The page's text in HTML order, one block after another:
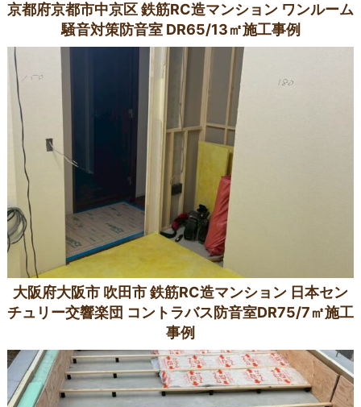
京都府京都市中京区 鉄筋RC造マンション ワンルーム
騒音対策防音室 DR65/13㎡施工事例
大阪府大阪市 吹田市 鉄筋RC造マンション 日本セン
チュリー交響楽団 コントラバス防音室DR75/7㎡施工
事例